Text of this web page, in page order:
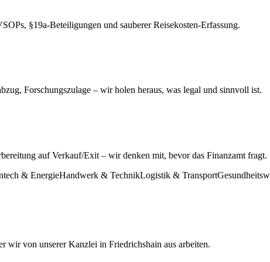
§19a-Beteiligungen und sauberer Reisekosten-Erfassung.
Forschungszulage – wir holen heraus, was legal und sinnvoll ist.
auf Verkauf/Exit – wir denken mit, bevor das Finanzamt fragt.
& EnergieHandwerk & TechnikLogistik & Transport
wir von unserer Kanzlei in Friedrichshain aus arbeiten.